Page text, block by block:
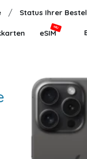
/ Status Ihrer
eSIM
NEU